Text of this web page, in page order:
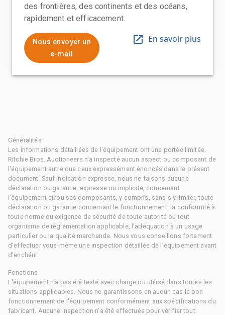
des frontières, des continents et des océans,
rapidement et efficacement.
Nous envoyer un
e-mail
En savoir plus
Généralités
Les informations détaillées de l'équipement ont une portée limitée.
Ritchie Bros. Auctioneers n'a inspecté aucun aspect ou composant de
l'équipement autre que ceux expressément énoncés dans le présent
document. Sauf indication expresse, nous ne faisons aucune
déclaration ou garantie, expresse ou implicite, concernant
l'équipement et/ou ses composants, y compris, sans s'y limiter, toute
déclaration ou garantie concernant le fonctionnement, la conformité à
toute norme ou exigence de sécurité de toute autorité ou tout
organisme de réglementation applicable, l'adéquation à un usage
particulier ou la qualité marchande. Nous vous conseillons fortement
d'effectuer vous-même une inspection détaillée de l'équipement avant
d'enchérir.
Fonctions
L'équipement n'a pas été testé avec charge ou utilisé dans toutes les
situations applicables. Nous ne garantissons en aucun cas le bon
fonctionnement de l'équipement conformément aux spécifications du
fabricant. Aucune inspection n'a été effectuée pour vérifier tout